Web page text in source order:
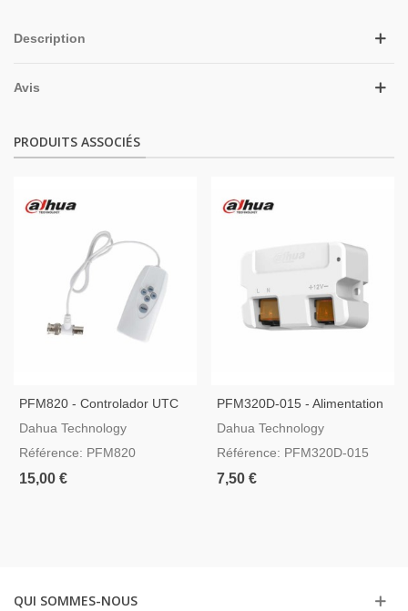
Description
Avis
PRODUITS ASSOCIÉS
PFM820 - Controlador UTC
Dahua
Dahua Technology
Référence: PFM820
15,00 €
PFM320D-015 - Alimentation
Dahua DC12V1.5A
Dahua Technology
Référence: PFM320D-015
7,50 €
QUI SOMMES-NOUS